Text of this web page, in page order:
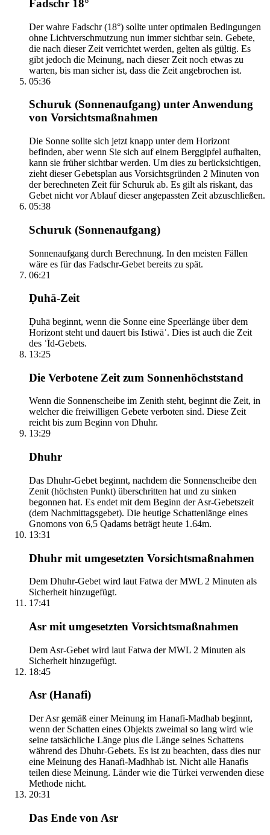
Fadschr 18°
Der wahre Fadschr (18°) sollte unter optimalen Bedingungen
ohne Lichtverschmutzung nun immer sichtbar sein. Gebete,
die nach dieser Zeit verrichtet werden, gelten als gültig. Es
gibt jedoch die Meinung, nach dieser Zeit noch etwas zu
warten, bis man sicher ist, dass die Zeit angebrochen ist.
05:36
Schuruk (Sonnenaufgang) unter Anwendung
von Vorsichtsmaßnahmen
Die Sonne sollte sich jetzt knapp unter dem Horizont
befinden, aber wenn Sie sich auf einem Berggipfel aufhalten,
kann sie früher sichtbar werden. Um dies zu berücksichtigen,
zieht dieser Gebetsplan aus Vorsichtsgründen 2 Minuten von
der berechneten Zeit für Schuruk ab. Es gilt als riskant, das
Gebet nicht vor Ablauf dieser angepassten Zeit abzuschließen.
05:38
Schuruk (Sonnenaufgang)
Sonnenaufgang durch Berechnung. In den meisten Fällen
wäre es für das Fadschr-Gebet bereits zu spät.
06:21
Ḍuhā-Zeit
Ḍuhā beginnt, wenn die Sonne eine Speerlänge über dem
Horizont steht und dauert bis Istiwāʾ. Dies ist auch die Zeit
des ʿĪd-Gebets.
13:25
Die Verbotene Zeit zum Sonnenhöchststand
Wenn die Sonnenscheibe im Zenith steht, beginnt die Zeit, in
welcher die freiwilligen Gebete verboten sind. Diese Zeit
reicht bis zum Beginn von Dhuhr.
13:29
Dhuhr
Das Dhuhr-Gebet beginnt, nachdem die Sonnenscheibe den
Zenit (höchsten Punkt) überschritten hat und zu sinken
begonnen hat. Es endet mit dem Beginn der Asr-Gebetszeit
(dem Nachmittagsgebet). Die heutige Schattenlänge eines
Gnomons von 6,5 Qadams beträgt heute 1.64m.
13:31
Dhuhr mit umgesetzten Vorsichtsmaßnahmen
Dem Dhuhr-Gebet wird laut Fatwa der MWL 2 Minuten als
Sicherheit hinzugefügt.
17:41
Asr mit umgesetzten Vorsichtsmaßnahmen
Dem Asr-Gebet wird laut Fatwa der MWL 2 Minuten als
Sicherheit hinzugefügt.
18:45
Asr (Hanafi)
Der Asr gemäß einer Meinung im Hanafi-Madhab beginnt,
wenn der Schatten eines Objekts zweimal so lang wird wie
seine tatsächliche Länge plus die Länge seines Schattens
während des Dhuhr-Gebets. Es ist zu beachten, dass dies nur
eine Meinung des Hanafi-Madhhab ist. Nicht alle Hanafis
teilen diese Meinung. Länder wie die Türkei verwenden diese
Methode nicht.
20:31
Das Ende von Asr